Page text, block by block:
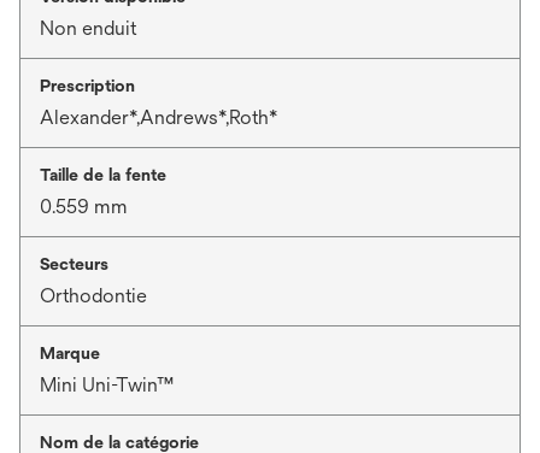
Non enduit
Prescription
Alexander*,Andrews*,Roth*
Taille de la fente
0.559 mm
Secteurs
Orthodontie
Marque
Mini Uni-Twin™
Nom de la catégorie